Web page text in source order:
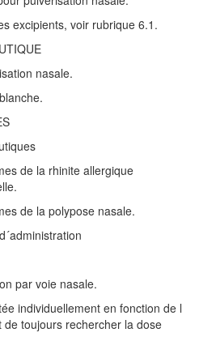
excipients, voir rubrique 6.1.
nasale.
de la rhinite allergique
de la polypose nasale.
par voie nasale.
individuellement en fonction de l
de toujours rechercher la dose